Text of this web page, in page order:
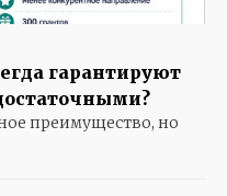
ШОФЕР
гарантируют
преимущество, но